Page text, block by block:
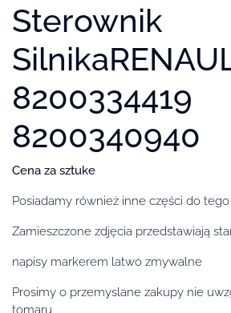
Sterownik
8200334419
8200340940
Cena za sztuke
Posiadamy również inne części do
Zamieszczone zdjęcia przedstawiają
napisy markerem latwo zmywalne
Prosimy o przemyslane zakupy nie
tomaru